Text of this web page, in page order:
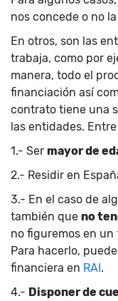
nos concede o no
En otros, son las
trabaja, como por
manera, todo el
financiación así
contrato tiene una
las entidades.
1.- Ser mayor de
2.- Residir en
3.- En el caso de
también que no
no figuremos en un
Para hacerlo,
financiera en RAI.
4.- Disponer de